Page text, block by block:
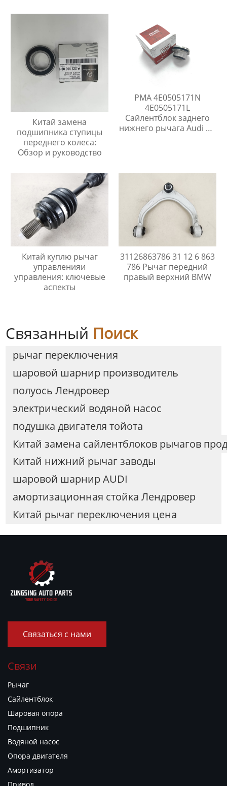
E W213C238 GLC X253
Китай замена
подшипника ступицы
переднего колеса:
Обзор и руководство
PMA 4E0505171N
4E0505171L
Сайлентблок заднего
нижнего рычага Audi A8
Китай куплю рычаг
управленияи
управления: ключевые
аспекты
31126863786 31 12 6 863
786 Рычаг передний
правый верхний BMW
Связанный Поиск
рычаг переключения
шаровой шарнир производитель
полуось Лендровер
электрический водяной насос
подушка двигателя тойота
Китай замена сайлентблоков рычагов
Китай нижний рычаг заводы
шаровой шарнир AUDI
амортизационная стойка Лендровер
Китай рычаг переключения цена
Связаться с нами
Связи
Рычаг
Сайлентблок
Шаровая опора
Подшипник
Водяной насос
Опора двигателя
Амортизатор